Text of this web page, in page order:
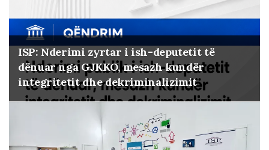
ISP: Nderimi zyrtar i ish-deputetit të
dënuar nga GJKKO, mesazh kundër
integritetit dhe dekriminalizimit